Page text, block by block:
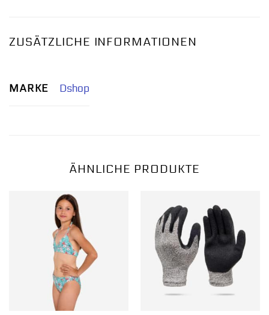
ZUSÄTZLICHE INFORMATIONEN
MARKE Dshop
ÄHNLICHE PRODUKTE